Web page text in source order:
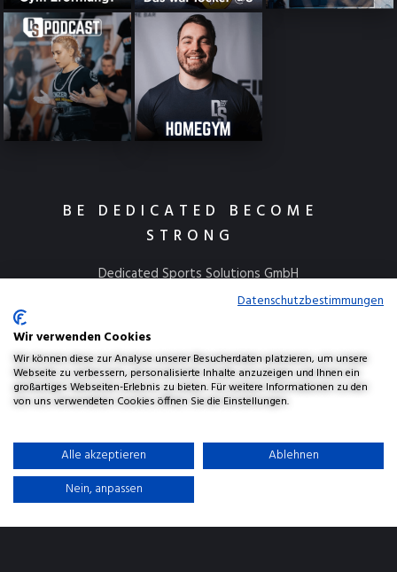
BE DEDICATED BECOME
STRONG
Dedicated Sports Solutions GmbH
Kulmbacher Straße 115
95445 Bayreuth
info@dedicatedsports.de
Versand & Lieferung
Haftungsausschluss
Datenschutzbestimmungen
Wir verwenden Cookies
Wir können diese zur Analyse unserer Besucherdaten platzieren, um unsere
Webseite zu verbessern, personalisierte Inhalte anzuzeigen und Ihnen ein
großartiges Webseiten-Erlebnis zu bieten. Für weitere Informationen zu den
von uns verwendeten Cookies öffnen Sie die Einstellungen.
Alle akzeptieren
Ablehnen
Nein, anpassen